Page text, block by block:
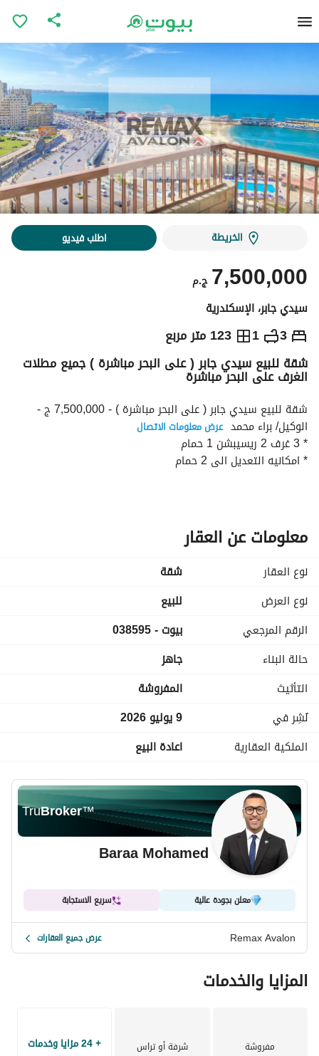
الخريطة اطلب فيديو
ج.م 7,500,000
سيدي جابر، الإسكندرية
3
1 123 متر مربع ج.م 7,500,000
التفاصيل الاتجاهات والمؤشرات رهن عقاري
شقة للبيع سيدي جابر ( على البحر مباشرة ) جميع مطلات
الغرف على البحر مباشرة
الوكيل/ براء محمد عرض معلومات الاتصال
* 3 غرف 2 ريسيبشن 1 حمام
* امكانيه التعديل الى 2 حمام
* كامله العدادات
* امن 24 ساعه + كاميرات مراقبه
* يوجد حصة في الارض
* 2 اسانسير
* مرخصه
* دور مرتفع
* كود : 038595
معلومات عن العقار
نوع العقار
شقة
نوع العرض
للبيع
الرقم المرجعي
بيوت - 038595
حالة البناء
جاهز
التأثيث
المفروشة
نُشِر في
9 يوليو 2026
الملكية العقارية
اعادة البيع
TruBroker™
Baraa Mohamed
معلن بجودة عالية سريع الاستجابة
Remax Avalon عرض جميع العقارات
المزايا والخدمات
مفروشة شرفة أو تراس + 24 مزايا وخدمات